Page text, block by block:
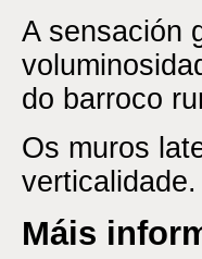
A sensación
do barroco
Os muros
verticalidade.
Máis